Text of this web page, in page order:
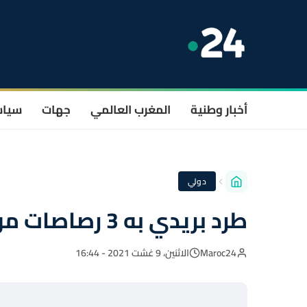
أخبار وطنية المغرب العالمي جهات
دولي
طرد بريدي به 3 رصاصات موجه لبابا الفاتيكان
Maroc24 الاثنين، 9 غشت 2021 - 16:44